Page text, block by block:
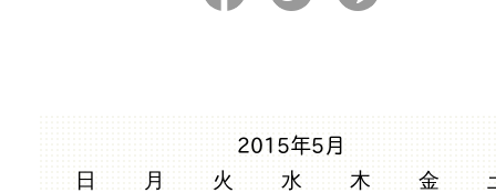
2015年5月
日 月 火 水 木 金